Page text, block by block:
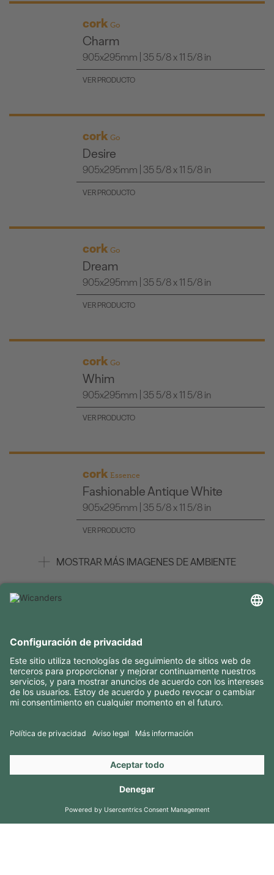
cork Go
Charm
905x295mm | 35 5/8 x 11 5/8 in
VER PRODUCTO
cork Go
Desire
905x295mm | 35 5/8 x 11 5/8 in
VER PRODUCTO
cork Go
Dream
905x295mm | 35 5/8 x 11 5/8 in
VER PRODUCTO
cork Go
Whim
905x295mm | 35 5/8 x 11 5/8 in
VER PRODUCTO
cork Essence
Fashionable Antique White
905x295mm | 35 5/8 x 11 5/8 in
VER PRODUCTO
MOSTRAR MÁS IMAGENES DE AMBIENTE
CONTACTOS
SÍGANOS EN
Copyright 2026 © Amorim Cork Solutions. All rights reserved.
byWebcomum